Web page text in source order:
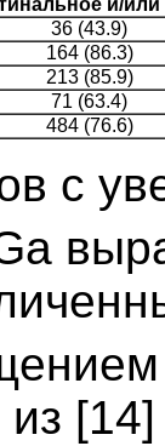
и/или
36 (43.9)
164 (86.3)
213 (85.9)
71 (63.4)
484 (76.6)
с